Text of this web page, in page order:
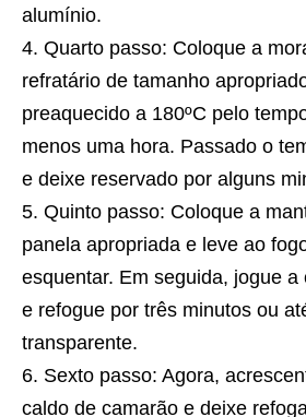
alumínio.
Quarto passo: Coloque a
refratário de tamanho
preaquecido a 180ºC pelo
menos uma hora. Passado o
e deixe reservado por alguns
Quinto passo: Coloque a
panela apropriada e leve ao
esquentar. Em seguida, jogue a
e refogue por três minutos ou
transparente.
Sexto passo: Agora,
caldo de camarão e deixe